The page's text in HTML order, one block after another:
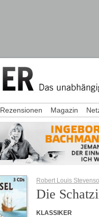
Robert Louis
Die
KLASSIKER
Rezensionen Magazin